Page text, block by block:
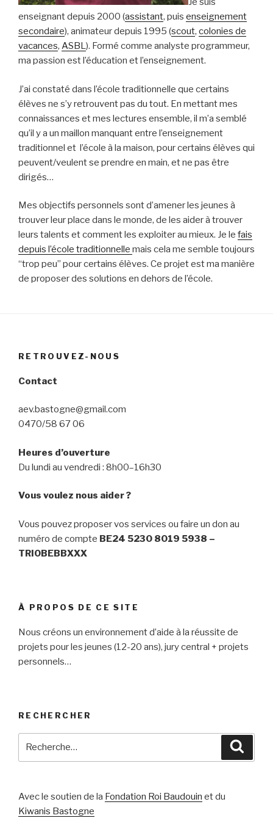
enseignant depuis 2000 (assistant, puis enseignement
secondaire), animateur depuis 1995 (scout, colonies de
vacances, ASBL). Formé comme analyste programmeur,
ma passion est l’éducation et l’enseignement.
J’ai constaté dans l’école traditionnelle que certains
élèves ne s’y retrouvent pas du tout. En mettant mes
connaissances et mes lectures ensemble, il m’a semblé
qu’il y a un maillon manquant entre l’enseignement
traditionnel et l’école à la maison, pour certains élèves qui
peuvent/veulent se prendre en main, et ne pas être
dirigés…
Mes objectifs personnels sont d’amener les jeunes à
trouver leur place dans le monde, de les aider à trouver
leurs talents et comment les exploiter au mieux. Je le fais
depuis l’école traditionnelle mais cela me semble toujours
“trop peu” pour certains élèves. Ce projet est ma manière
de proposer des solutions en dehors de l’école.
RETROUVEZ-NOUS
Contact
aev.bastogne@gmail.com
0470/58 67 06
Heures d’ouverture
Du lundi au vendredi : 8h00–16h30
Vous voulez nous aider ?
Vous pouvez proposer vos services ou faire un don au
numéro de compte BE24 5230 8019 5938 –
TRIOBEBBXXX
À PROPOS DE CE SITE
Nous créons un environnement d’aide à la réussite de
projets pour les jeunes (12-20 ans), jury central + projets
personnels…
RECHERCHER
Avec le soutien de la Fondation Roi Baudouin et du
Kiwanis Bastogne